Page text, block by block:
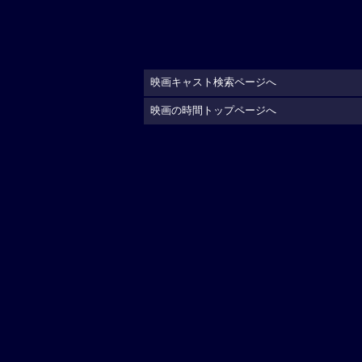
映画キャスト検索ページへ
映画の時間トップページへ